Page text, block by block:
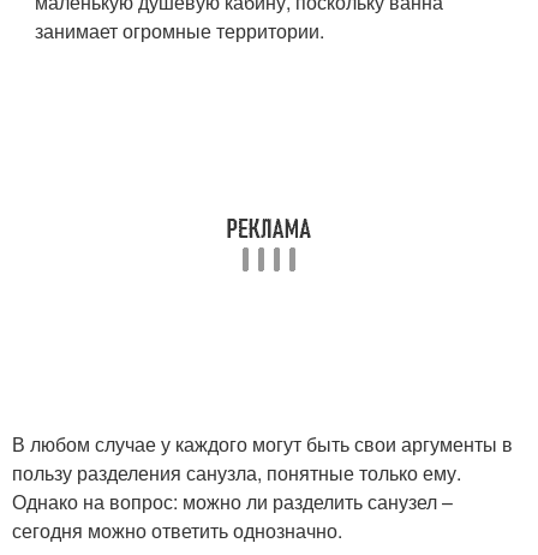
занимает огромные территории.
В любом случае у каждого могут быть свои аргументы в
пользу разделения санузла, понятные только ему.
Однако на вопрос: можно ли разделить санузел –
сегодня можно ответить однозначно.